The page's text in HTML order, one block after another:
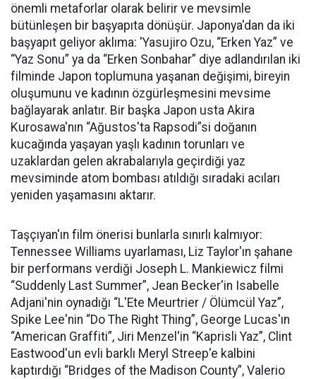
önemli metaforlar olarak belirir ve mevsimle
bütünleşen bir başyapıta dönüşür. Japonya'dan da iki
başyapıt geliyor aklıma: 'Yasujiro Ozu, “Erken Yaz” ve
“Yaz Sonu” ya da “Erken Sonbahar” diye adlandırılan iki
filminde Japon toplumuna yaşanan değişimi, bireyin
oluşumunu ve kadının özgürleşmesini mevsime
bağlayarak anlatır. Bir başka Japon usta Akira
Kurosawa'nın “Ağustos'ta Rapsodi”si doğanın
kucağında yaşayan yaşlı kadının torunları ve
uzaklardan gelen akrabalarıyla geçirdiği yaz
mevsiminde atom bombası atıldığı sıradaki acıları
yeniden yaşamasını aktarır.
Taşçıyan'ın film önerisi bunlarla sınırlı kalmıyor:
Tennessee Williams uyarlaması, Liz Taylor'ın şahane
bir performans verdiği Joseph L. Mankiewicz filmi
“Suddenly Last Summer”, Jean Becker'in Isabelle
Adjani'nin oynadığı “L'Ete Meurtrier / Ölümcül Yaz”,
Spike Lee'nin “Do The Right Thing”, George Lucas'ın
“American Graffiti”, Jiri Menzel'in “Kaprisli Yaz”, Clint
Eastwood'un evli barklı Meryl Streep'e kalbini
kaptırdığı “Bridges of the Madison County”, Valerio